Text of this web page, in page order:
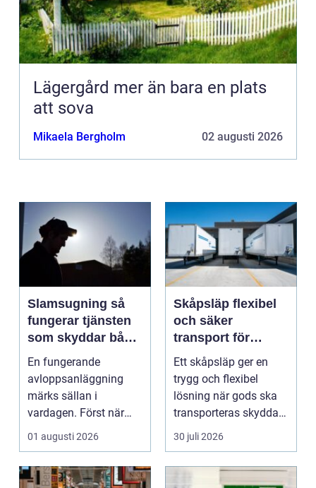
Lägergård mer än bara en plats
att sova
Mikaela Bergholm 02 augusti 2026
Slamsugning så
fungerar tjänsten
som skyddar både
hus och miljö
En fungerande
avloppsanläggning
märks sällan i
vardagen. Först när
brunnar svämmar över,
avlopp börj...
01 augusti 2026
Skåpsläp flexibel
och säker
transport för
företag och
privatpersoner
Ett skåpsläp ger en
trygg och flexibel
lösning när gods ska
transporteras skyddat
mot väder, insyn o...
30 juli 2026